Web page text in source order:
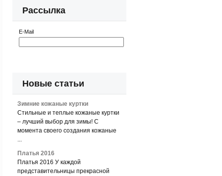
Рассылка
E-Mail
Новые статьи
Зимние кожаные куртки
Стильные и теплые кожаные куртки
– лучший выбор для зимы! С
момента своего создания кожаные
...
Платья 2016
Платья 2016 У каждой
представительницы прекрасной